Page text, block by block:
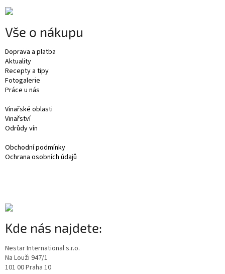
Vše o nákupu
Doprava a platba
Aktuality
Recepty a tipy
Fotogalerie
Práce u nás
Vinařské oblasti
Vinařství
Odrůdy vín
Obchodní podmínky
Ochrana osobních údajů
Kde nás najdete:
Nestar International s.r.o.
Na Louži 947/1
101 00 Praha 10